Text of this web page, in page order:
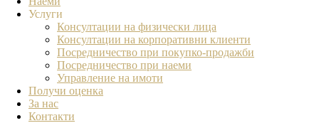
Услуги
Консултации на физически лица
Консултации на корпоративни клиенти
Посредничество при покупко-продажби
Посредничество при наеми
Управление на имоти
Получи оценка
За нас
Контакти